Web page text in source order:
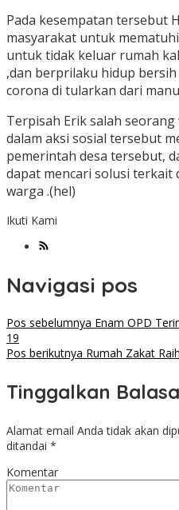
Pada kesempatan tersebut
masyarakat untuk
untuk tidak keluar rumah
,dan berprilaku hidup
corona di tularkan dari
Terpisah Erik salah
dalam aksi sosial tersebut
pemerintah desa tersebut,
dapat mencari solusi terkait
warga .(hel)
Ikuti Kami
Navigasi pos
Pos sebelumnya Enam OPD
19
Pos berikutnya Rumah Zakat
Tinggalkan
Alamat email Anda tidak akan
ditandai *
Komentar